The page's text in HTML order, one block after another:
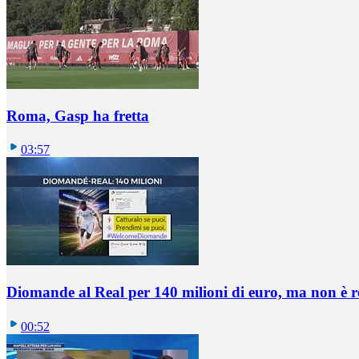
Roma, Gasp ha fretta
03:57
Diomande al Real per 140 milioni di euro, ma non è
00:52